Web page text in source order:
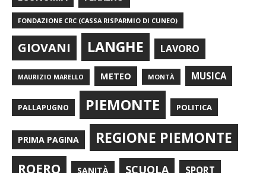
FONDAZIONE CRC (CASSA RISPARMIO DI CUNEO)
GIOVANI LANGHE LAVORO
MAURIZIO MARELLO METEO MONTÀ MUSICA
PALLAPUGNO PIEMONTE POLITICA
PRIMA PAGINA REGIONE PIEMONTE
ROERO SANITÀ SCUOLA SPORT